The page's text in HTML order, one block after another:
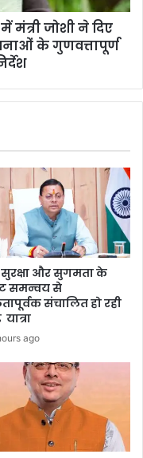
मंत्री जोशी ने दिए
के गुणवत्तापूर्ण
सुरक्षा और सुगमता के
समन्वय से
संचालित हो रही
ago